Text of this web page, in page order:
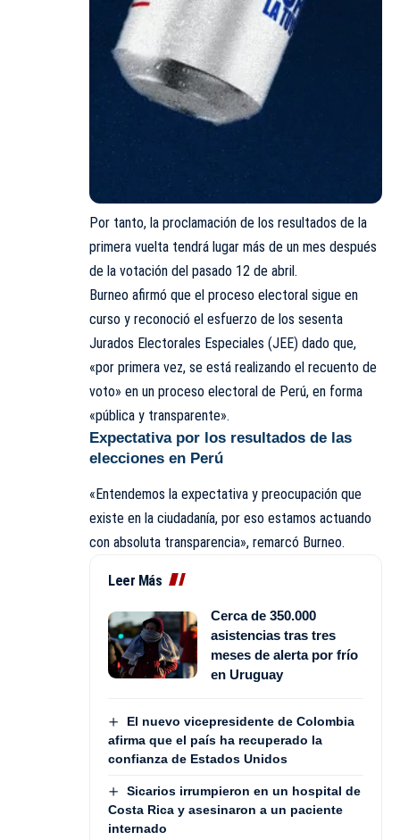
Por tanto, la proclamación de los resultados de la
primera vuelta tendrá lugar más de un mes después
de la votación del pasado 12 de abril.
Burneo afirmó que el proceso electoral sigue en
curso y reconoció el esfuerzo de los sesenta
Jurados Electorales Especiales (JEE) dado que,
«por primera vez, se está realizando el recuento de
voto» en un proceso electoral de Perú, en forma
«pública y transparente».
Expectativa por los resultados de las
elecciones en Perú
«Entendemos la expectativa y preocupación que
existe en la ciudadanía, por eso estamos actuando
con absoluta transparencia», remarcó Burneo.
Leer Más
Cerca de 350.000
asistencias tras tres
meses de alerta por frío
en Uruguay
El nuevo vicepresidente de Colombia
afirma que el país ha recuperado la
confianza de Estados Unidos
Sicarios irrumpieron en un hospital de
Costa Rica y asesinaron a un paciente
internado